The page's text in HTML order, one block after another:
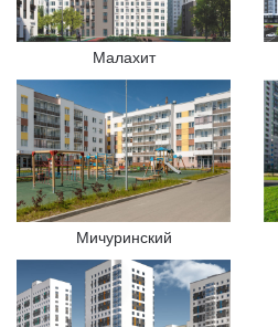
Малахит
Мичуринский